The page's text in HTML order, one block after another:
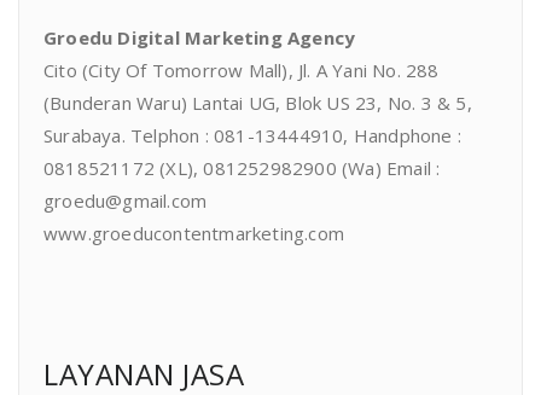
Groedu Digital Marketing Agency
Cito (City Of Tomorrow Mall), Jl. A Yani No. 288
(Bunderan Waru) Lantai UG, Blok US 23, No. 3 & 5,
Surabaya. Telphon : 081-13444910, Handphone :
0818521172 (XL), 081252982900 (Wa) Email :
groedu@gmail.com
www.groeducontentmarketing.com
LAYANAN JASA